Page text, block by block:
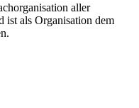
aller
ist als Organisation dem